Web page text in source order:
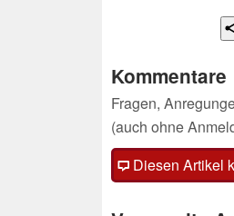
Kommentare
Fragen,
(auch ohne
Diesen Artikel